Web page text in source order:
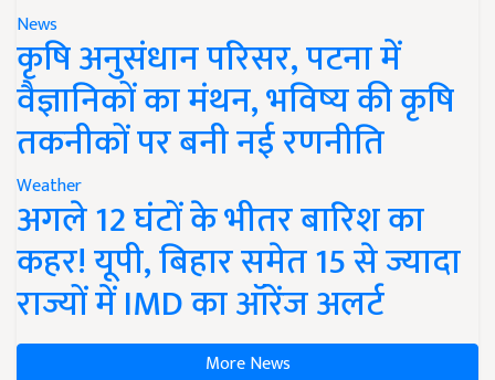
News
कृषि अनुसंधान परिसर, पटना में
वैज्ञानिकों का मंथन, भविष्य की कृषि
तकनीकों पर बनी नई रणनीति
Weather
अगले 12 घंटों के भीतर बारिश का
कहर! यूपी, बिहार समेत 15 से ज्यादा
राज्यों में IMD का ऑरेंज अलर्ट
More News